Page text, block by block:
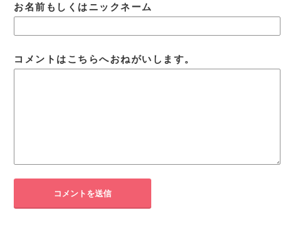
お名前もしくはニックネーム
コメントはこちらへおねがいします。